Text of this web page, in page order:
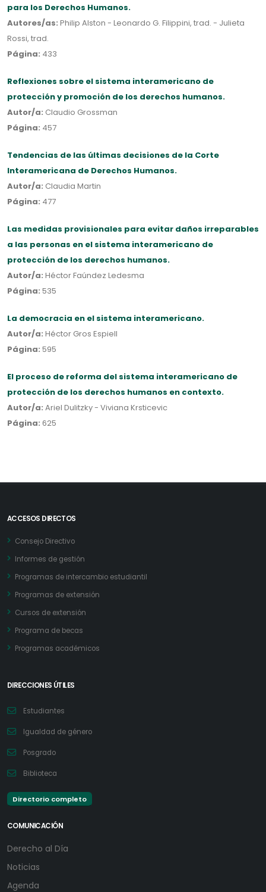
para los Derechos Humanos.
Autores/as: Philip Alston - Leonardo G. Filippini, trad. - Julieta
Rossi, trad.
Página: 433
Reflexiones sobre el sistema interamericano de
protección y promoción de los derechos humanos.
Autor/a: Claudio Grossman
Página: 457
Tendencias de las últimas decisiones de la Corte
Interamericana de Derechos Humanos.
Autor/a: Claudia Martin
Página: 477
Las medidas provisionales para evitar daños irreparables
a las personas en el sistema interamericano de
protección de los derechos humanos.
Autor/a: Héctor Faúndez Ledesma
Página: 535
La democracia en el sistema interamericano.
Autor/a: Héctor Gros Espiell
Página: 595
El proceso de reforma del sistema interamericano de
protección de los derechos humanos en contexto.
Autor/a: Ariel Dulitzky - Viviana Krsticevic
Página: 625
ACCESOS DIRECTOS
Consejo Directivo
Informes de gestión
Programas de intercambio estudiantil
Programas de extensión
Cursos de extensión
Programa de becas
Programas académicos
DIRECCIONES ÚTILES
Estudiantes
Igualdad de género
Posgrado
Biblioteca
Directorio completo
COMUNICACIÓN
Derecho al Día
Noticias
Agenda